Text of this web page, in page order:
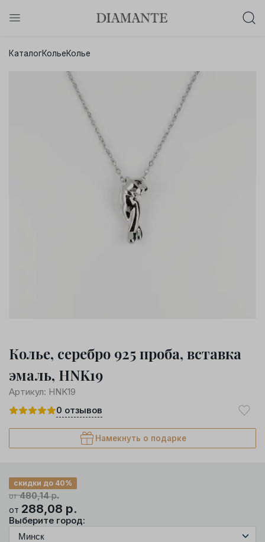
0
дней секунд
КаталогКольеКолье
Колье, серебро 925 проба, вставка
эмаль, HNK19
Артикул: HNK19
0 отзывов
Намекнуть о подарке
от480,14р.
скидки до 40%
от 288,08 р.
Выберите город: